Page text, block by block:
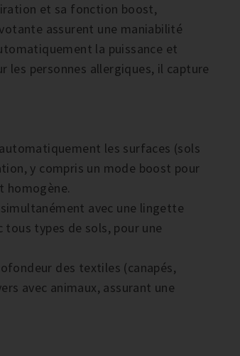
et sa fonction boost,
assurent une maniabilité
la puissance et
personnes allergiques, il capture
les surfaces (sols
y compris un mode boost pour
homogène.
avec une lingette
types de sols, pour une
des textiles (canapés,
avec animaux, assurant une